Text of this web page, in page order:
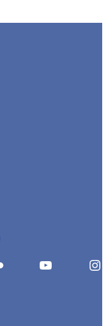
http://www.youtube.com/user/PIMECBCN https://www.instagram.com/pimecpatronal/